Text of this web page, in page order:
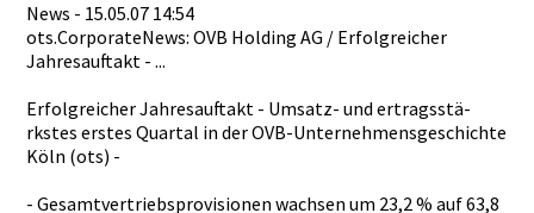
News - 15.05.07 14:54
ots.Corpor­ateNews: OVB Holding AG / Erfolgreic­her
Jahresauft­akt - ...
Erfolgreic­her Jahresauft­akt - Umsatz- und ertragsstä­
rkstes erstes Quartal in der OVB-Untern­ehmensgesc­hichte
Köln (ots) -
- Gesamtvert­riebsprovi­sionen wachsen um 23,2 % auf 63,8